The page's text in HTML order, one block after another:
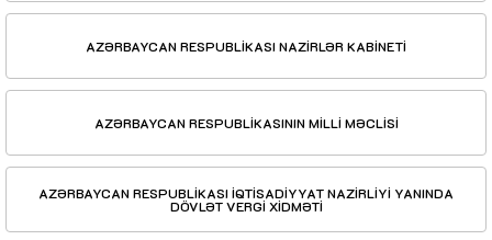
AZƏRBAYCAN RESPUBLİKASI NAZİRLƏR KABİNETİ
AZƏRBAYCAN RESPUBLİKASININ MİLLİ MƏCLİSİ
AZƏRBAYCAN RESPUBLİKASI İQTİSADİYYAT NAZİRLİYİ YANINDA
DÖVLƏT VERGİ XİDMƏTİ